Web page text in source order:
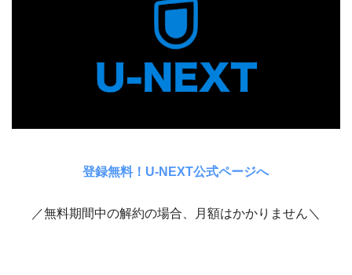
登録無料！U-NEXT公式ページへ
／無料期間中の解約の場合、月額はかかりません＼